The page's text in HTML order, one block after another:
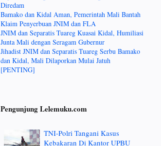
Diredam
Bamako dan Kidal Aman, Pemerintah Mali Bantah
Klaim Penyerbuan JNIM dan FLA
JNIM dan Separatis Tuareg Kuasai Kidal, Humiliasi
Junta Mali dengan Seragam Gubernur
Jihadist JNIM dan Separatis Tuareg Serbu Bamako
dan Kidal, Mali Dilaporkan Mulai Jatuh
[PENTING]
Pengunjung Lelemuku.com
TNI-Polri Tangani Kasus
Kebakaran Di Kantor UPBU